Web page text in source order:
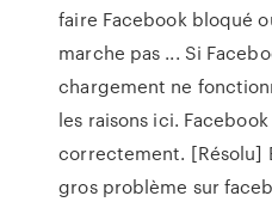
faire Facebook bloqué
marche pas ... Si
chargement ne
les raisons ici.
correctement. [Résolu]
gros problème sur